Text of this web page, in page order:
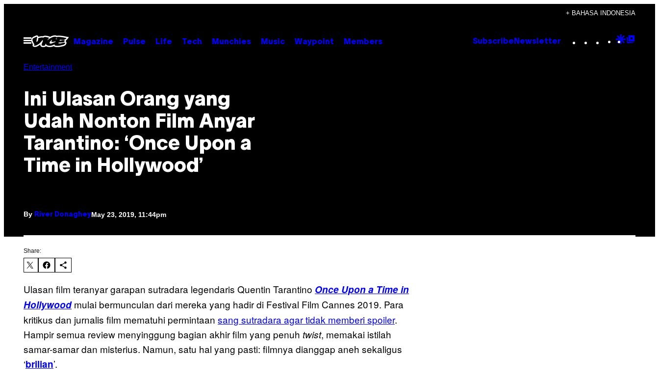
content
+ BAHASA INDONESIA
Open
Menu
Magazine Pulse Life Tech Munchies Music Waypoint Members Subscribe Newsletter Instagram
TikTok
YouTube
Google
Entertainment
Ini Ulasan Orang yang
Udah Nonton Film Anyar
Tarantino: ‘Once Upon a
Time in Hollywood’
By River DonagheyMay 23, 2019, 11:44pm
Share:
Ulasan film teranyar garapan sutradara legendaris Quentin Tarantino Once Upon a Time in
Hollywoodmulai bermunculan dari mereka yang hadir di Festival Film Cannes 2019. Para
kritikus dan jurnalis film mematuhi permintaan sang sutradara agar tidak memberi spoiler.
Hampir semua review menyinggung bagian akhir film yang penuh twist, memakai istilah
samar-samar dan misterius. Namun, satu hal yang pasti: filmnya dianggap aneh sekaligus
‘brilian’.